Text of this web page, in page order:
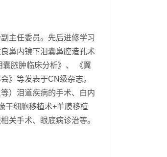
主任委员。先后进修学习
鼻内镜下泪囊鼻腔造孔术
脓肿临床分析》、 《翼
》等发表于CN级杂志。
）泪道疾病的手术、白内
干细胞移植术+羊膜移植
关手术、眼底病诊治等。